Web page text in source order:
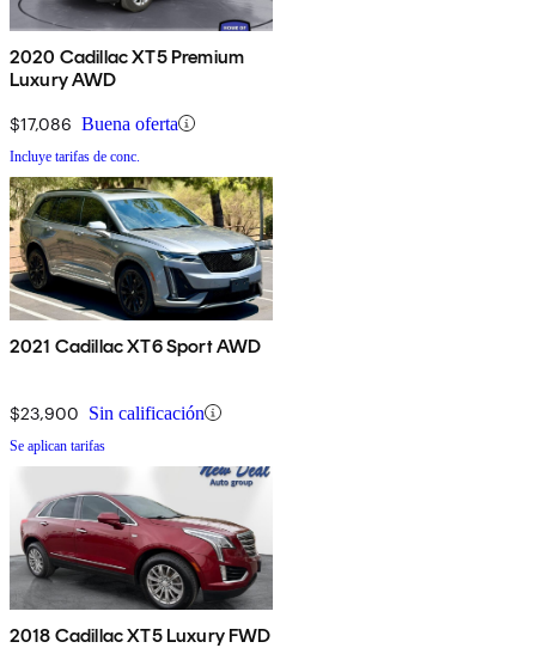
2020 Cadillac XT5 Premium
Luxury AWD
$17,086 Buena oferta
Incluye tarifas de conc.
2021 Cadillac XT6 Sport AWD
$23,900 Sin calificación
Se aplican tarifas
2018 Cadillac XT5 Luxury FWD